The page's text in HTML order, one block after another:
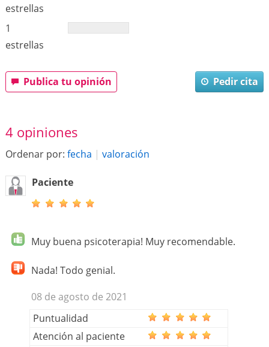
estrellas
1
estrellas
Publica tu opinión Pedir cita
4 opiniones
Ordenar por: fecha | valoración
Paciente
Muy buena psicoterapia! Muy recomendable.
Nada! Todo genial.
08 de agosto de 2021
Puntualidad
Atención al paciente